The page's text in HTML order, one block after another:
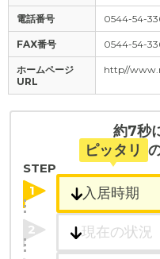
電話番号 0544-54-
FAX番号 0544-54-
ホームページ
URL
http//
約7秒
ピッタリ
STEP
1
2